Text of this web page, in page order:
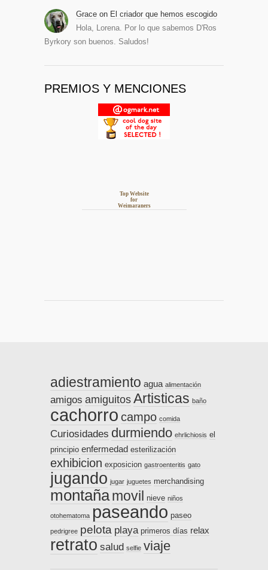
Grace on El criador que hemos escogido
Hola, Lorena. Por lo que sabemos D'Ros
Byrkory son buenos. Saludos!
PREMIOS Y MENCIONES
Top Website
for
Weimaraners
adiestramiento agua alimentación
amigos amiguitos Artisticas baño
cachorro campo comida
Curiosidades durmiendo ehrlichiosis el
principio enfermedad esterilización
exhibicion exposicion gastroenteritis gato
jugando jugar juguetes merchandising
montañamovil nieve niños
otohematoma paseando paseo
pedrigree pelota playa primeros días relax
retrato salud selfie viaje